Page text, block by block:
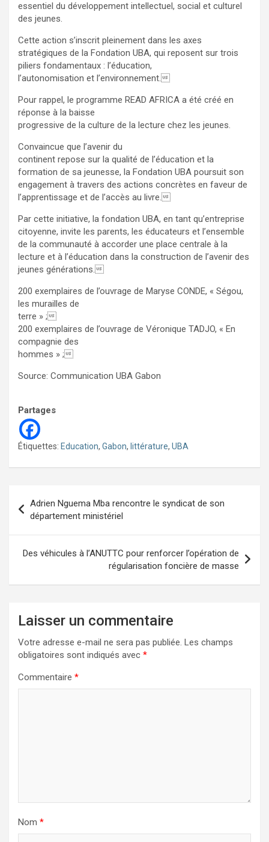
essentiel du développement intellectuel, social et culturel
des jeunes.
Cette action s’inscrit pleinement dans les axes
stratégiques de la Fondation UBA, qui reposent sur trois
piliers fondamentaux : l’éducation,
l’autonomisation et l’environnement.
Pour rappel, le programme READ AFRICA a été créé en
réponse à la baisse
progressive de la culture de la lecture chez les jeunes.
Convaincue que l’avenir du
continent repose sur la qualité de l’éducation et la
formation de sa jeunesse, la Fondation UBA poursuit son
engagement à travers des actions concrètes en faveur de
l’apprentissage et de l’accès au livre.
Par cette initiative, la fondation UBA, en tant qu’entreprise
citoyenne, invite les parents, les éducateurs et l’ensemble
de la communauté à accorder une place centrale à la
lecture et à l’éducation dans la construction de l’avenir des
jeunes générations.
200 exemplaires de l’ouvrage de Maryse CONDE, « Ségou,
les murailles de
terre » ;
200 exemplaires de l’ouvrage de Véronique TADJO, « En
compagnie des
hommes » ;
Source: Communication UBA Gabon
Partages
Étiquettes: Education, Gabon, littérature, UBA
de
l’article
Adrien Nguema Mba rencontre le syndicat de son
département ministériel
Des véhicules à l’ANUTTC pour renforcer l’opération de
régularisation foncière de masse
Laisser un commentaire
Votre adresse e-mail ne sera pas publiée. Les champs
obligatoires sont indiqués avec *
Commentaire *
Nom *